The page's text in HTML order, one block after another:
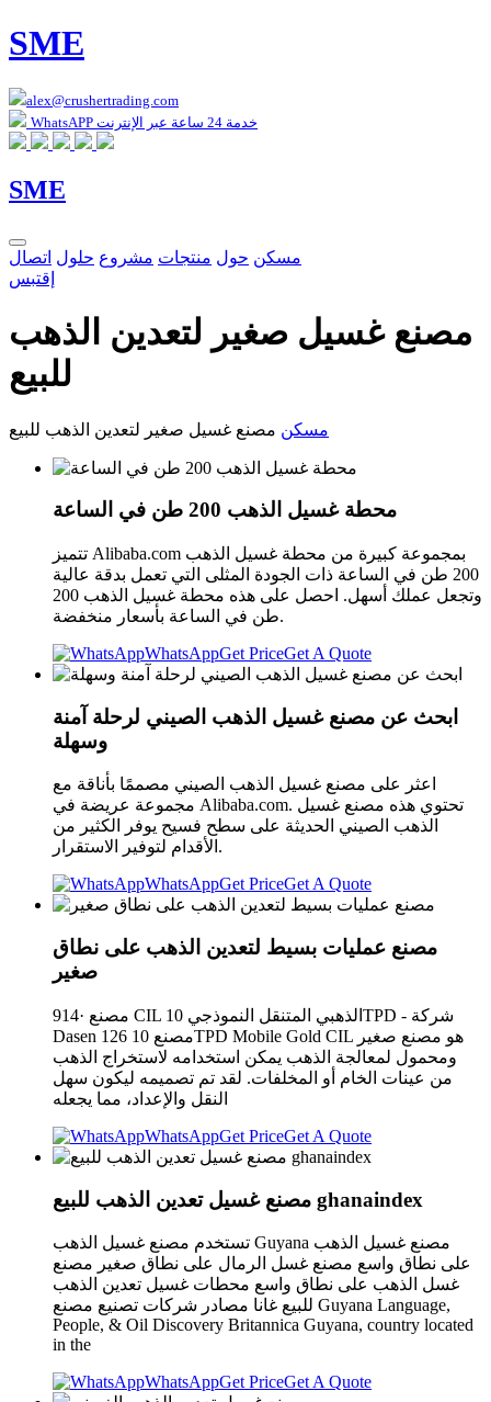
SME
alex@crushertrading.com
WhatsAPP خدمة 24 ساعة عبر الإنترنت
SME
مسكن حول منتجات مشروع حلول اتصال
إقتبس
مصنع غسيل صغير لتعدين الذهب
للبيع
مسكن مصنع غسيل صغير لتعدين الذهب للبيع
محطة غسيل الذهب 200 طن في الساعة
تتميز Alibaba.com بمجموعة كبيرة من محطة غسيل الذهب
200 طن في الساعة ذات الجودة المثلى التي تعمل بدقة عالية
وتجعل عملك أسهل. احصل على هذه محطة غسيل الذهب 200
طن في الساعة بأسعار منخفضة.
WhatsAppGet PriceGet A Quote
ابحث عن مصنع غسيل الذهب الصيني لرحلة آمنة
وسهلة
اعثر على مصنع غسيل الذهب الصيني مصممًا بأناقة مع
مجموعة عريضة في Alibaba.com. تحتوي هذه مصنع غسيل
الذهب الصيني الحديثة على سطح فسيح يوفر الكثير من
الأقدام لتوفير الاستقرار.
WhatsAppGet PriceGet A Quote
مصنع عمليات بسيط لتعدين الذهب على نطاق
صغير
914· مصنع CIL الذهبي المتنقل النموذجي 10TPD - شركة
Dasen 126 مصنع 10TPD Mobile Gold CIL هو مصنع صغير
ومحمول لمعالجة الذهب يمكن استخدامه لاستخراج الذهب
من عينات الخام أو المخلفات. لقد تم تصميمه ليكون سهل
النقل والإعداد، مما يجعله
WhatsAppGet PriceGet A Quote
مصنع غسيل تعدين الذهب للبيع ghanaindex
تستخدم مصنع غسيل الذهب Guyana مصنع غسيل الذهب
على نطاق واسع مصنع غسل الرمال على نطاق صغير مصنع
غسل الذهب على نطاق واسع محطات غسيل تعدين الذهب
للبيع غانا مصادر شركات تصنيع مصنع Guyana Language,
People, & Oil Discovery Britannica Guyana, country located
in the
WhatsAppGet PriceGet A Quote